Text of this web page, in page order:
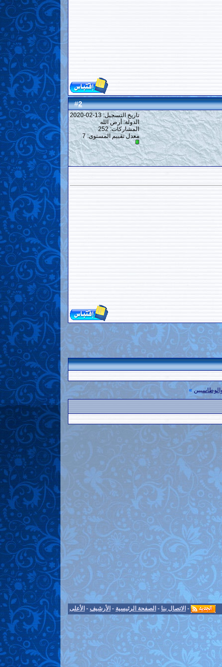
#
2
تاريخ التسجيل: 13-02-2020
الدولة: أرض الله
المشاركات: 252
معدل تقييم المستوى: 7
»
- الاتصال بنا - الصفحة الرئيسية - الأرشيف - الأعلى